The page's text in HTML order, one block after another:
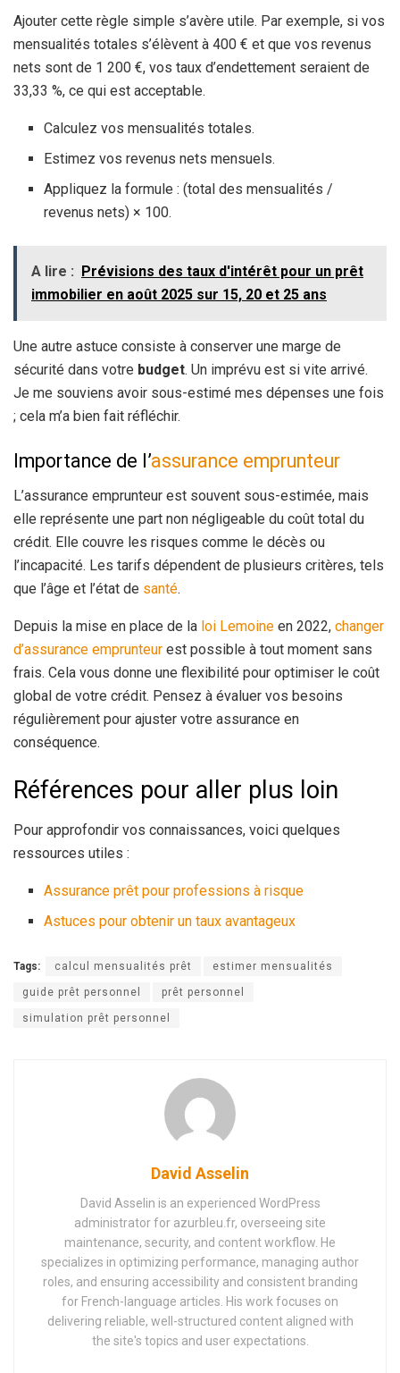
Ajouter cette règle simple s’avère utile. Par exemple, si vos
mensualités totales s’élèvent à 400 € et que vos revenus
nets sont de 1 200 €, vos taux d’endettement seraient de
33,33 %, ce qui est acceptable.
Calculez vos mensualités totales.
Estimez vos revenus nets mensuels.
Appliquez la formule : (total des mensualités /
revenus nets) × 100.
A lire :
Prévisions des taux d'intérêt pour un prêt
immobilier en août 2025 sur 15, 20 et 25 ans
Une autre astuce consiste à conserver une marge de
sécurité dans votre budget. Un imprévu est si vite arrivé.
Je me souviens avoir sous-estimé mes dépenses une fois
; cela m’a bien fait réfléchir.
Importance de l’assurance emprunteur
L’assurance emprunteur est souvent sous-estimée, mais
elle représente une part non négligeable du coût total du
crédit. Elle couvre les risques comme le décès ou
l’incapacité. Les tarifs dépendent de plusieurs critères, tels
que l’âge et l’état de santé.
Depuis la mise en place de la loi Lemoine en 2022, changer
d’assurance emprunteur est possible à tout moment sans
frais. Cela vous donne une flexibilité pour optimiser le coût
global de votre crédit. Pensez à évaluer vos besoins
régulièrement pour ajuster votre assurance en
conséquence.
Références pour aller plus loin
Pour approfondir vos connaissances, voici quelques
ressources utiles :
Assurance prêt pour professions à risque
Astuces pour obtenir un taux avantageux
Tags: calcul mensualités prêt estimer mensualités
guide prêt personnel prêt personnel
simulation prêt personnel
David Asselin
David Asselin is an experienced WordPress
administrator for azurbleu.fr, overseeing site
maintenance, security, and content workflow. He
specializes in optimizing performance, managing author
roles, and ensuring accessibility and consistent branding
for French-language articles. His work focuses on
delivering reliable, well-structured content aligned with
the site's topics and user expectations.